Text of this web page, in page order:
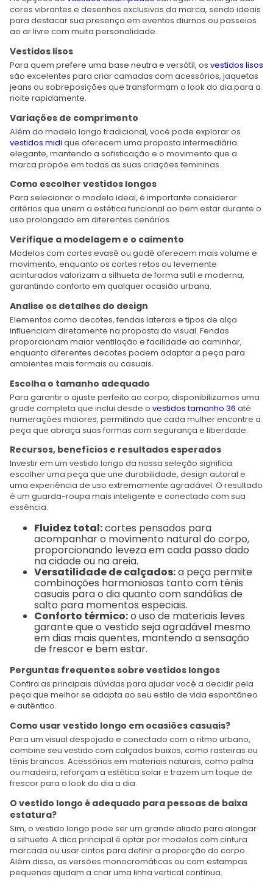
cores vibrantes e desenhos exclusivos da marca, sendo ideais
para destacar sua presença em eventos diurnos ou passeios
ao ar livre com muita personalidade.
Vestidos lisos
Para quem prefere uma base neutra e versátil, os vestidos lisos
são excelentes para criar camadas com acessórios, jaquetas
jeans ou sobreposições que transformam o look do dia para a
noite rapidamente.
Variações de comprimento
Além do modelo longo tradicional, você pode explorar os
vestidos midi que oferecem uma proposta intermediária
elegante, mantendo a sofisticação e o movimento que a
marca propõe em todas as suas criações femininas.
Como escolher vestidos longos
Para selecionar o modelo ideal, é importante considerar
critérios que unem a estética funcional ao bem estar durante o
uso prolongado em diferentes cenários.
Verifique a modelagem e o caimento
Modelos com cortes evasê ou godê oferecem mais volume e
movimento, enquanto os cortes retos ou levemente
acinturados valorizam a silhueta de forma sutil e moderna,
garantindo conforto em qualquer ocasião urbana.
Analise os detalhes do design
Elementos como decotes, fendas laterais e tipos de alça
influenciam diretamente na proposta do visual. Fendas
proporcionam maior ventilação e facilidade ao caminhar,
enquanto diferentes decotes podem adaptar a peça para
ambientes mais formais ou casuais.
Escolha o tamanho adequado
Para garantir o ajuste perfeito ao corpo, disponibilizamos uma
grade completa que inclui desde o vestidos tamanho 36 até
numerações maiores, permitindo que cada mulher encontre a
peça que abraça suas formas com segurança e liberdade.
Recursos, benefícios e resultados esperados
Investir em um vestido longo da nossa seleção significa
escolher uma peça que une durabilidade, design autoral e
uma experiência de uso extremamente agradável. O resultado
é um guarda-roupa mais inteligente e conectado com sua
essência.
Fluidez total:cortes pensados para
acompanhar o movimento natural do corpo,
proporcionando leveza em cada passo dado
na cidade ou na areia.
Versatilidade de calçados:a peça permite
combinações harmoniosas tanto com tênis
casuais para o dia quanto com sandálias de
salto para momentos especiais.
Conforto térmico:o uso de materiais leves
garante que o vestido seja agradável mesmo
em dias mais quentes, mantendo a sensação
de frescor e bem estar.
Perguntas frequentes sobre vestidos longos
Confira as principais dúvidas para ajudar você a decidir pela
peça que melhor se adapta ao seu estilo de vida espontâneo
e autêntico.
Como usar vestido longo em ocasiões casuais?
Para um visual despojado e conectado com o ritmo urbano,
combine seu vestido com calçados baixos, como rasteiras ou
tênis brancos. Acessórios em materiais naturais, como palha
ou madeira, reforçam a estética solar e trazem um toque de
frescor para o look do dia a dia.
O vestido longo é adequado para pessoas de baixa
estatura?
Sim, o vestido longo pode ser um grande aliado para alongar
a silhueta. A dica principal é optar por modelos com cintura
marcada ou usar cintos para definir a proporção do corpo.
Além disso, as versões monocromáticas ou com estampas
pequenas ajudam a criar uma linha vertical contínua.